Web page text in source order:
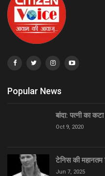
Popular News
बांदा: पत्नी का
Oct 9, 2020
टेनिस की महानतम
Jun 7, 2025